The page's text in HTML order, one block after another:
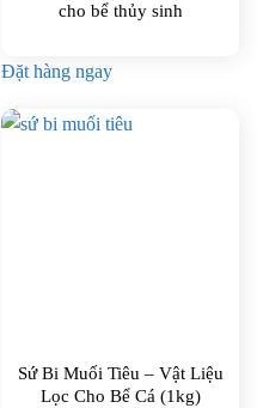
cho bể thủy sinh
Đặt hàng ngay
Sứ Bi Muối Tiêu – Vật Liệu
Lọc Cho Bể Cá (1kg)